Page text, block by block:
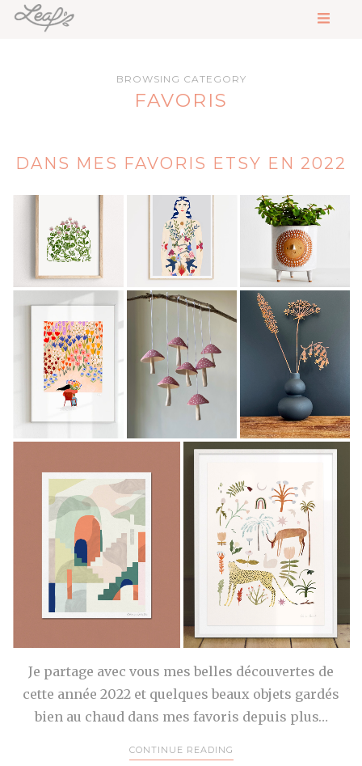
BROWSING CATEGORY
FAVORIS
DANS MES FAVORIS ETSY EN 2022
Je partage avec vous mes belles découvertes de
cette année 2022 et quelques beaux objets gardés
bien au chaud dans mes favoris depuis plus…
CONTINUE READING